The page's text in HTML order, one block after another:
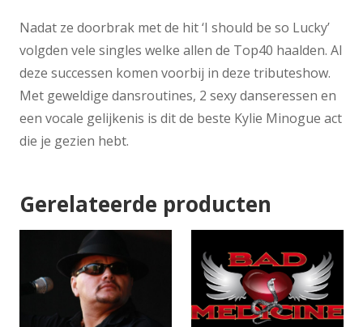
Nadat ze doorbrak met de hit ‘I should be so Lucky’
volgden vele singles welke allen de Top40 haalden. Al
deze successen komen voorbij in deze tributeshow.
Met geweldige dansroutines, 2 sexy danseressen en
een vocale gelijkenis is dit de beste Kylie Minogue act
die je gezien hebt.
Gerelateerde producten